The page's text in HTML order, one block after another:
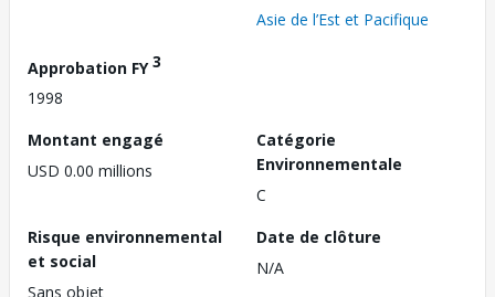
Asie de l’Est et Pacifique
Approbation FY3
1998
Montant engagé
USD 0.00 millions
Catégorie
Environnementale
C
Risque environnemental
et social
Sans objet
Date de clôture
N/A